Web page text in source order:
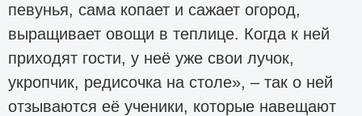
певунья, сама копает и сажает огород,
выращивает овощи в теплице. Когда к ней
приходят гости, у неё уже свои лучок,
укропчик, редисочка на столе», – так о ней
отзываются её ученики, которые навещают